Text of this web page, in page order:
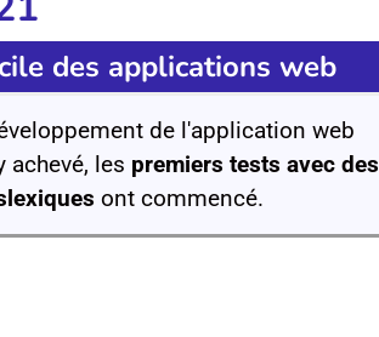
des applications web
de l'application web
achevé, les premiers tests avec des
ont commencé.